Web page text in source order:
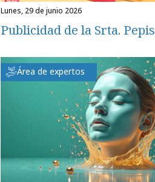
lunes, 29 de junio 2026
Publicidad de la Srta. Pepis
Área de expertos